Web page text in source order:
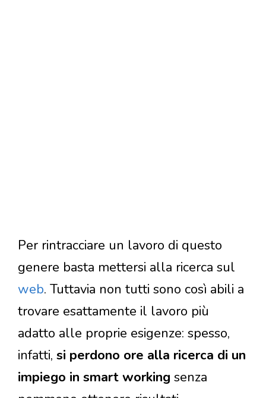
Per rintracciare un lavoro di questo
genere basta mettersi alla ricerca sul
web. Tuttavia non tutti sono così abili a
trovare esattamente il lavoro più
adatto alle proprie esigenze: spesso,
infatti, si perdono ore alla ricerca di un
impiego in smart working senza